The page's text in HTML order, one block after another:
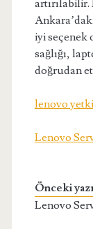
artırılabilir.
iyi seçenek
sağlığı,
doğrudan
lenovo
Lenovo
Önceki yazı
Lenovo